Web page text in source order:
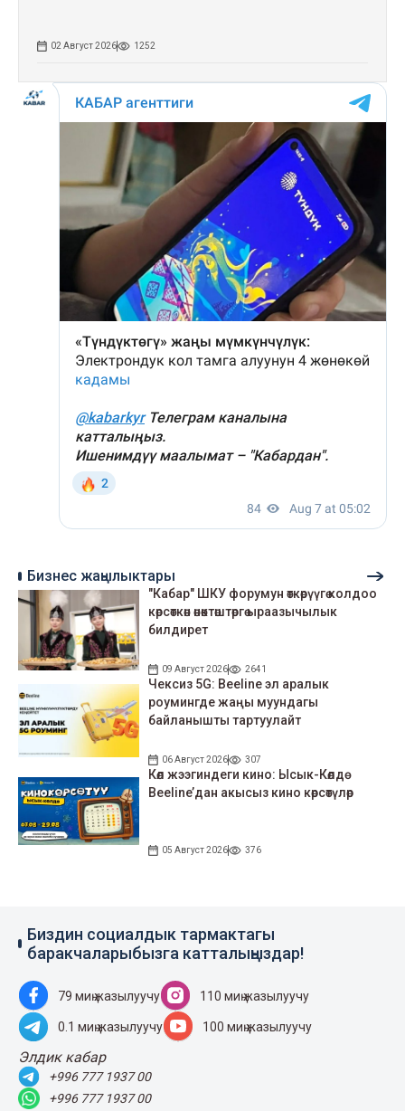
02 Август 2026 1252
Бизнес жаңылыктары
"Кабар" ШКУ форумун өткөрүүгө колдоо
көрсөткөн өнөктөштөргө ыраазычылык
билдирет
09 Август 2026 2641
Чексиз 5G: Beeline эл аралык
роумингде жаңы муундагы
байланышты тартуулайт
06 Август 2026 307
Көл жээгиндеги кино: Ысык-Көлдө
Beeline’дан акысыз кино көрсөтүлөр
05 Август 2026 376
Биздин социалдык тармактагы
баракчаларыбызга катталыңыздар!
79 миң жазылуучу 110 миң жазылуучу
0.1 миң жазылуучу 100 миң жазылуучу
Элдик кабар
+996 777 1937 00
+996 777 1937 00